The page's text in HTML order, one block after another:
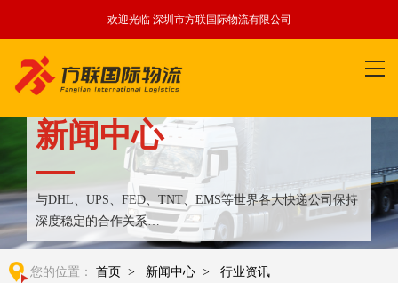
欢迎光临 深圳市方联国际物流有限公司
新闻中心
与DHL、UPS、FED、TNT、EMS等世界各大快递公司保持
深度稳定的合作关系
整合全球优质物流运输资源,满足国内外客户更多个性化需求
您的位置： 首页 > 新闻中心 > 行业资讯